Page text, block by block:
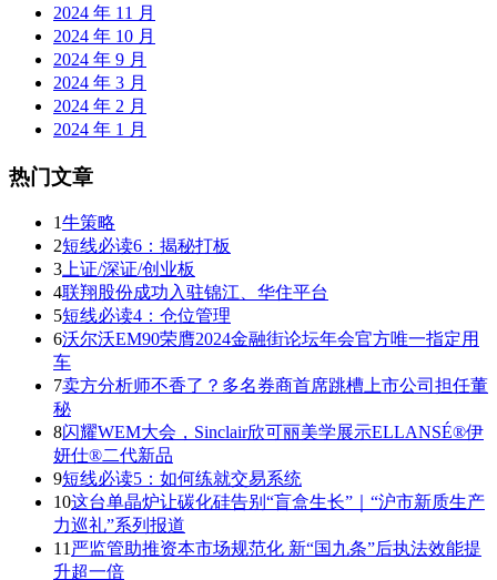
2024 年 11 月
2024 年 10 月
2024 年 9 月
2024 年 3 月
2024 年 2 月
2024 年 1 月
热门文章
1牛策略
2短线必读6：揭秘打板
3 上证/深证/创业板
4联翔股份成功入驻锦江、华住平台
5短线必读4：仓位管理
6沃尔沃EM90荣膺2024金融街论坛年会官方唯一指定用
车
7卖方分析师不香了？多名券商首席跳槽上市公司担任董
秘
8闪耀WEM大会，Sinclair欣可丽美学展示ELLANSÉ®伊
妍仕®二代新品
9短线必读5：如何练就交易系统
10这台单晶炉让碳化硅告别“盲盒生长”｜“沪市新质生产
力巡礼”系列报道
11 严监管助推资本市场规范化 新“国九条”后执法效能提
升超一倍